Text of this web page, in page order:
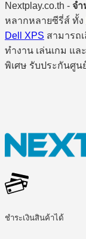
Nextplay.co.th - จำ
หลากหลายซีรี่ส์ ทั้ง
Dell XPS สามารถ
ทำงาน เล่นเกม แ
พิเศษ รับประกันศูน
ชำระเงินสินค้าได้